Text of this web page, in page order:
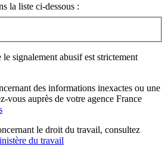
la liste ci-dessous :
signalement abusif est strictement
des informations inexactes ou une
vous auprès de votre agence France
le droit du travail, consultez
du travail